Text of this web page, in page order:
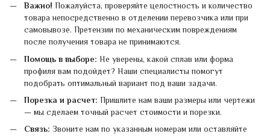
Важно! Пожалуйста, проверяйте целостность и количество
товара непосредственно в отделении перевозчика или при
самовывозе. Претензии по механическим повреждениям
после получения товара не принимаются.
Помощь в выборе: Не уверены, какой сплав или форма
профиля вам подойдет? Наши специалисты помогут
подобрать оптимальный вариант под ваши задачи.
Порезка и расчет: Пришлите нам ваши размеры или чертежи
— мы сделаем точный расчет стоимости и порезки.
Связь: Звоните нам по указанным номерам или оставляйте